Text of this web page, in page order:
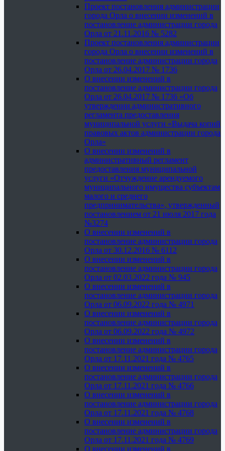
Проект постановления администрации
города Орла о внесении изменений в
постановление администрации города
Орла от 21.11.2016 № 5282
Проект постановления администрации
города Орла о внесении изменений в
постановление администрации города
Орла от 26.04.2017 № 1736
О внесении изменений в
постановление администрации города
Орла от 26.04.2017 № 1736 «Об
утверждении административного
регламента предоставления
муниципальной услуги «Выдача копий
правовых актов администрации города
Орла»
О внесении изменений в
административный регламент
предоставления муниципальной
услуги «Отчуждение арендуемого
муниципального имущества субъектам
малого и среднего
предпринимательства», утвержденный
постановлением от 21 июля 2017 года
№3274
О внесении изменений в
постановление администрации города
Орла от 30.12.2016 № 6112
О внесении изменений в
постановление администрации города
Орла от 02.03.2022 года № 945
О внесении изменений в
постановление администрации города
Орла от 06.09.2022 года № 4971
О внесении изменений в
постановление администрации города
Орла от 06.09.2022 года № 4972
О внесении изменений в
постановление администрации города
Орла от 17.11.2021 года № 4765
О внесении изменений в
постановление администрации города
Орла от 17.11.2021 года № 4766
О внесении изменений в
постановление администрации города
Орла от 17.11.2021 года № 4768
О внесении изменений в
постановление администрации города
Орла от 17.11.2021 года № 4769
О внесении изменений в